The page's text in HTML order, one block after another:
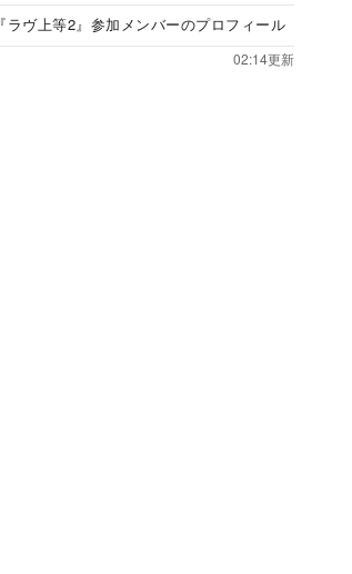
『ラヴ上等2』参加メンバーのプロフィール
02:14更新